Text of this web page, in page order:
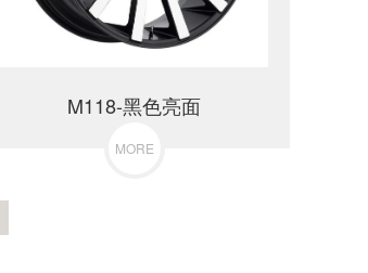
M118-黑色亮面
MORE